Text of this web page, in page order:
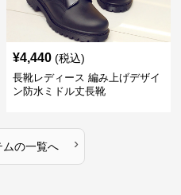
¥4,440 (税込)
長靴レディース 編み上げデザイ
ン防水ミドル丈長靴
ムの一覧へ ›